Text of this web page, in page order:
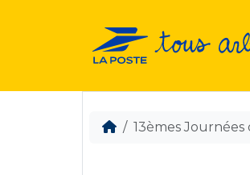
13èmes Journées